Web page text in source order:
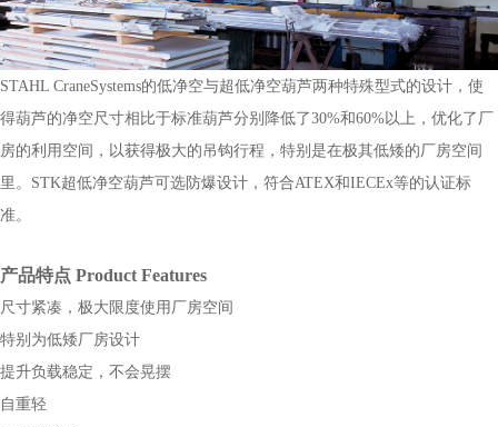
STAHL CraneSystems的低净空与超低净空葫芦两种特殊型式的设计，使
得葫芦的净空尺寸相比于标准葫芦分别降低了30%和60%以上，优化了厂
房的利用空间，以获得极大的吊钩行程，特别是在极其低矮的厂房空间
里。STK超低净空葫芦可选防爆设计，符合ATEX和IECEx等的认证标
准。
产品特点 Product Features
尺寸紧凑，极大限度使用厂房空间
特别为低矮厂房设计
提升负载稳定，不会晃摆
自重轻